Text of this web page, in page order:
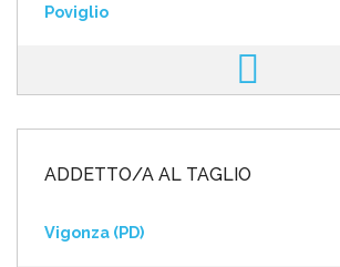
Poviglio
ADDETTO/A AL TAGLIO
Vigonza (PD)